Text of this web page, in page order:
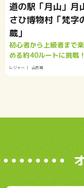
道の駅「月山」月
さひ博物村「梵字
蔵」
初心者から上級者まで
める約40ルートに挑戦！
レジャー 山形県